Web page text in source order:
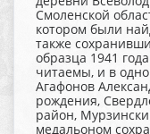
Смоленской
котором были
также
образца 1941
читаемы, и в
Агафонов
рождения,
район,
медальоном